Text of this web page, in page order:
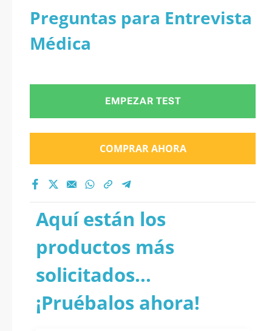
Preguntas para Entrevista
Médica
EMPEZAR TEST
COMPRAR AHORA
Aquí están los
productos más
solicitados...
¡Pruébalos ahora!